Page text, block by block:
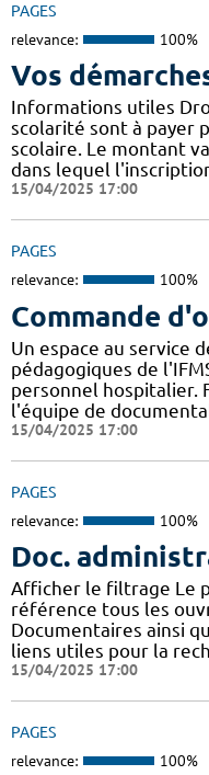
PAGES
relevance: 100%
Vos
Informations utiles
scolarité sont à payer
scolaire. Le montant
dans lequel
15/04/2025 17:00
PAGES
relevance: 100%
Commande
Un espace au service
pédagogiques de
personnel hospitalier.
l'équipe de
15/04/2025 17:00
PAGES
relevance: 100%
Doc.
Afficher le filtrage Le
référence tous les
Documentaires ainsi
liens utiles pour la
15/04/2025 17:00
PAGES
relevance: 100%